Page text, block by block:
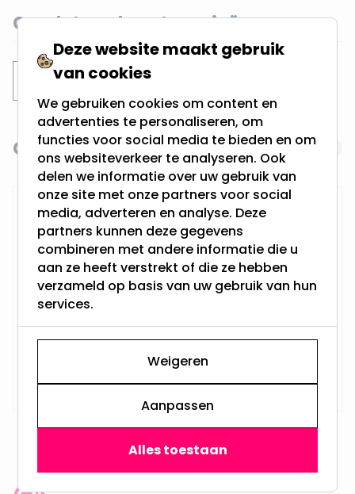
Gerelateerde categorieën
Inbouwspots Verdiepte spots
Navigating through the elements of the carousel is
Press to skip carousel
Gerelateerde producten
RTM Lighting LED Dimmer
Op voorraad,
Maandag verzonden
Deze website maakt gebruik
van cookies
We gebruiken cookies om content en
advertenties te personaliseren, om
functies voor social media te bieden en om
ons websiteverkeer te analyseren. Ook
delen we informatie over uw gebruik van
onze site met onze partners voor social
media, adverteren en analyse. Deze
partners kunnen deze gegevens
combineren met andere informatie die u
aan ze heeft verstrekt of die ze hebben
verzameld op basis van uw gebruik van hun
services.
Weigeren
Aanpassen
Alles toestaan